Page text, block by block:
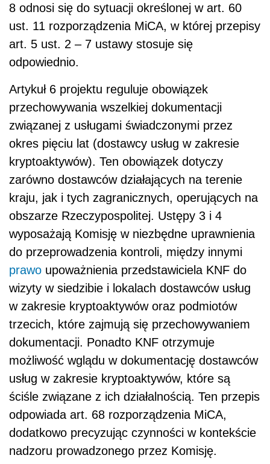
8 odnosi się do sytuacji określonej w art. 60
ust. 11 rozporządzenia MiCA, w której przepisy
art. 5 ust. 2 – 7 ustawy stosuje się
odpowiednio.
Artykuł 6 projektu reguluje obowiązek
przechowywania wszelkiej dokumentacji
związanej z usługami świadczonymi przez
okres pięciu lat (dostawcy usług w zakresie
kryptoaktywów). Ten obowiązek dotyczy
zarówno dostawców działających na terenie
kraju, jak i tych zagranicznych, operujących na
obszarze Rzeczypospolitej. Ustępy 3 i 4
wyposażają Komisję w niezbędne uprawnienia
do przeprowadzenia kontroli, między innymi
prawo upoważnienia przedstawiciela KNF do
wizyty w siedzibie i lokalach dostawców usług
w zakresie kryptoaktywów oraz podmiotów
trzecich, które zajmują się przechowywaniem
dokumentacji. Ponadto KNF otrzymuje
możliwość wglądu w dokumentację dostawców
usług w zakresie kryptoaktywów, które są
ściśle związane z ich działalnością. Ten przepis
odpowiada art. 68 rozporządzenia MiCA,
dodatkowo precyzując czynności w kontekście
nadzoru prowadzonego przez Komisję.